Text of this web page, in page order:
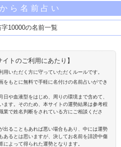
ら名前占い
10000の名前一覧
トのご利用にあたり】
いただく方に守っていただくルールです。
をもとに無料で手軽に名付けの名前占いができ
や血液型をはじめ、周りの環境まで含めて、
ます。そのため、本サイトの運勢結果は参考程
業で姓名判断をされている方にご相談くださ
出ることもあれば悪い場合もあり、中には運勢
あるとは思いますが、決してお名前を誹謗中傷
よって得られた運勢となります。